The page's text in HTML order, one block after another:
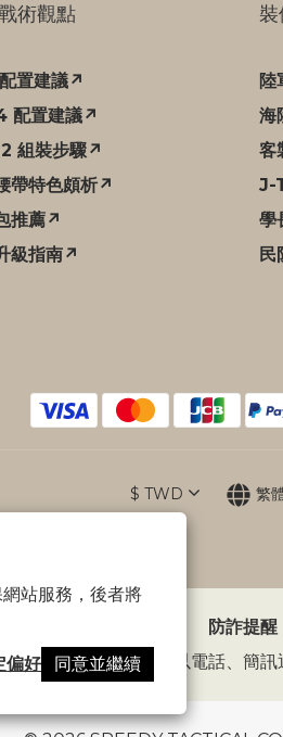
站服務，後者將
偏好 同意並繼續
術觀點
置建議↗
配置建議↗
組裝步驟↗
帶特色頗析↗
推薦↗
級指南↗
陸
海
客
J-
學
$ TWD 繁
防詐提醒
傲骨裝備不會以電話、簡